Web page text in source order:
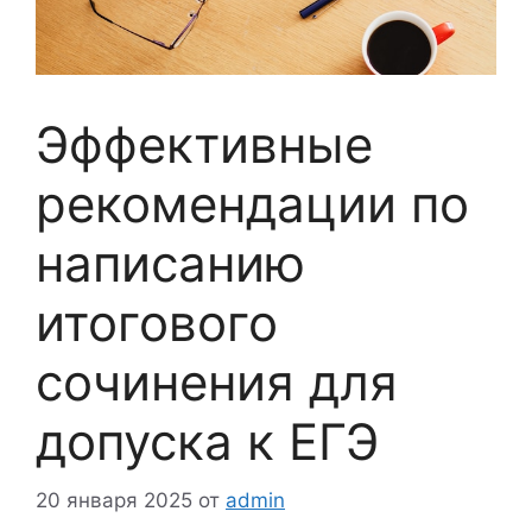
Эффективные
рекомендации по
написанию
итогового
сочинения для
допуска к ЕГЭ
20 января 2025 от admin